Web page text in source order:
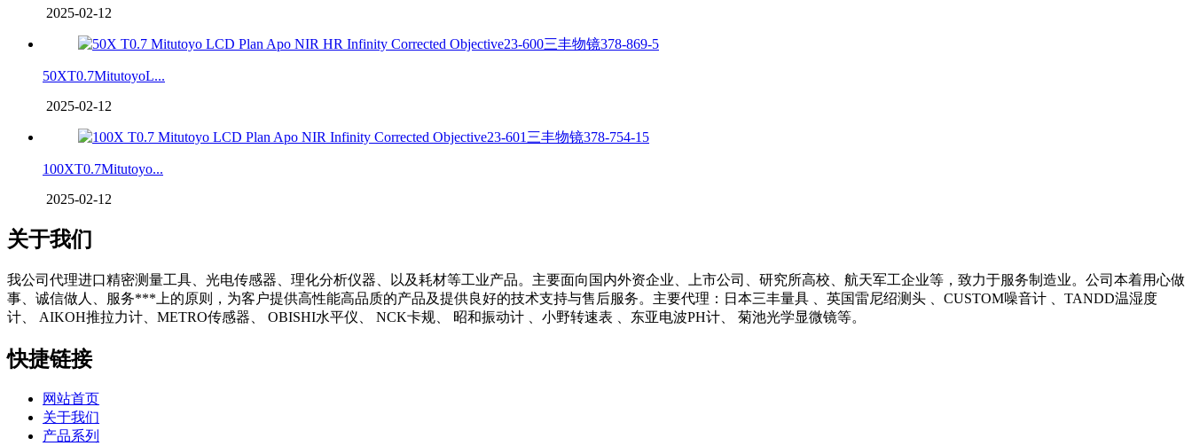
2025-02-12
50XT0.7MitutoyoL...
2025-02-12
100XT0.7Mitutoyo...
2025-02-12
关于我们
我公司代理进口精密测量工具、光电传感器、理化分析仪器、以及耗材等工业产品。主要面向国内外资企业、上市公司、研究所高校、航天军工企业等，致力于服务制造业。公司本着用心做
事、诚信做人、服务***上的原则，为客户提供高性能高品质的产品及提供良好的技术支持与售后服务。主要代理：日本三丰量具 、英国雷尼绍测头 、CUSTOM噪音计 、TANDD温湿度
计、 AIKOH推拉力计、METRO传感器、 OBISHI水平仪、 NCK卡规、 昭和振动计 、小野转速表 、东亚电波PH计、 菊池光学显微镜等。
快捷链接
网站首页
关于我们
产品系列